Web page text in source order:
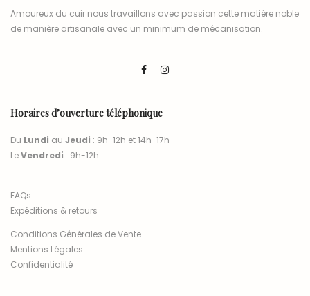
Amoureux du cuir nous travaillons avec passion cette matière noble
de manière artisanale avec un minimum de mécanisation.
Horaires d’ouverture téléphonique
Du Lundi au Jeudi : 9h-12h et 14h-17h
LeVendredi : 9h-12h
FAQs
Expéditions & retours
Conditions Générales de Vente
Mentions Légales
Confidentialité